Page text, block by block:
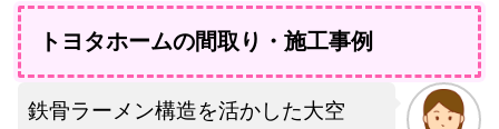
トヨタホームの間取り・施工事例
鉄骨ラーメン構造を活かした大空